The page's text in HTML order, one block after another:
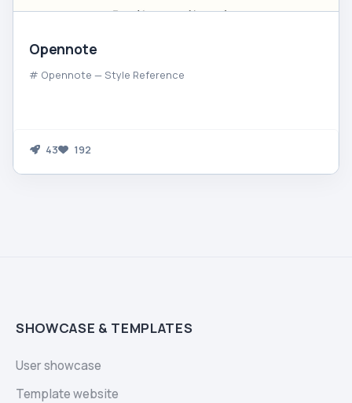
Opennote
# Opennote — Style Reference
43 192
SHOWCASE & TEMPLATES
User showcase
Template website